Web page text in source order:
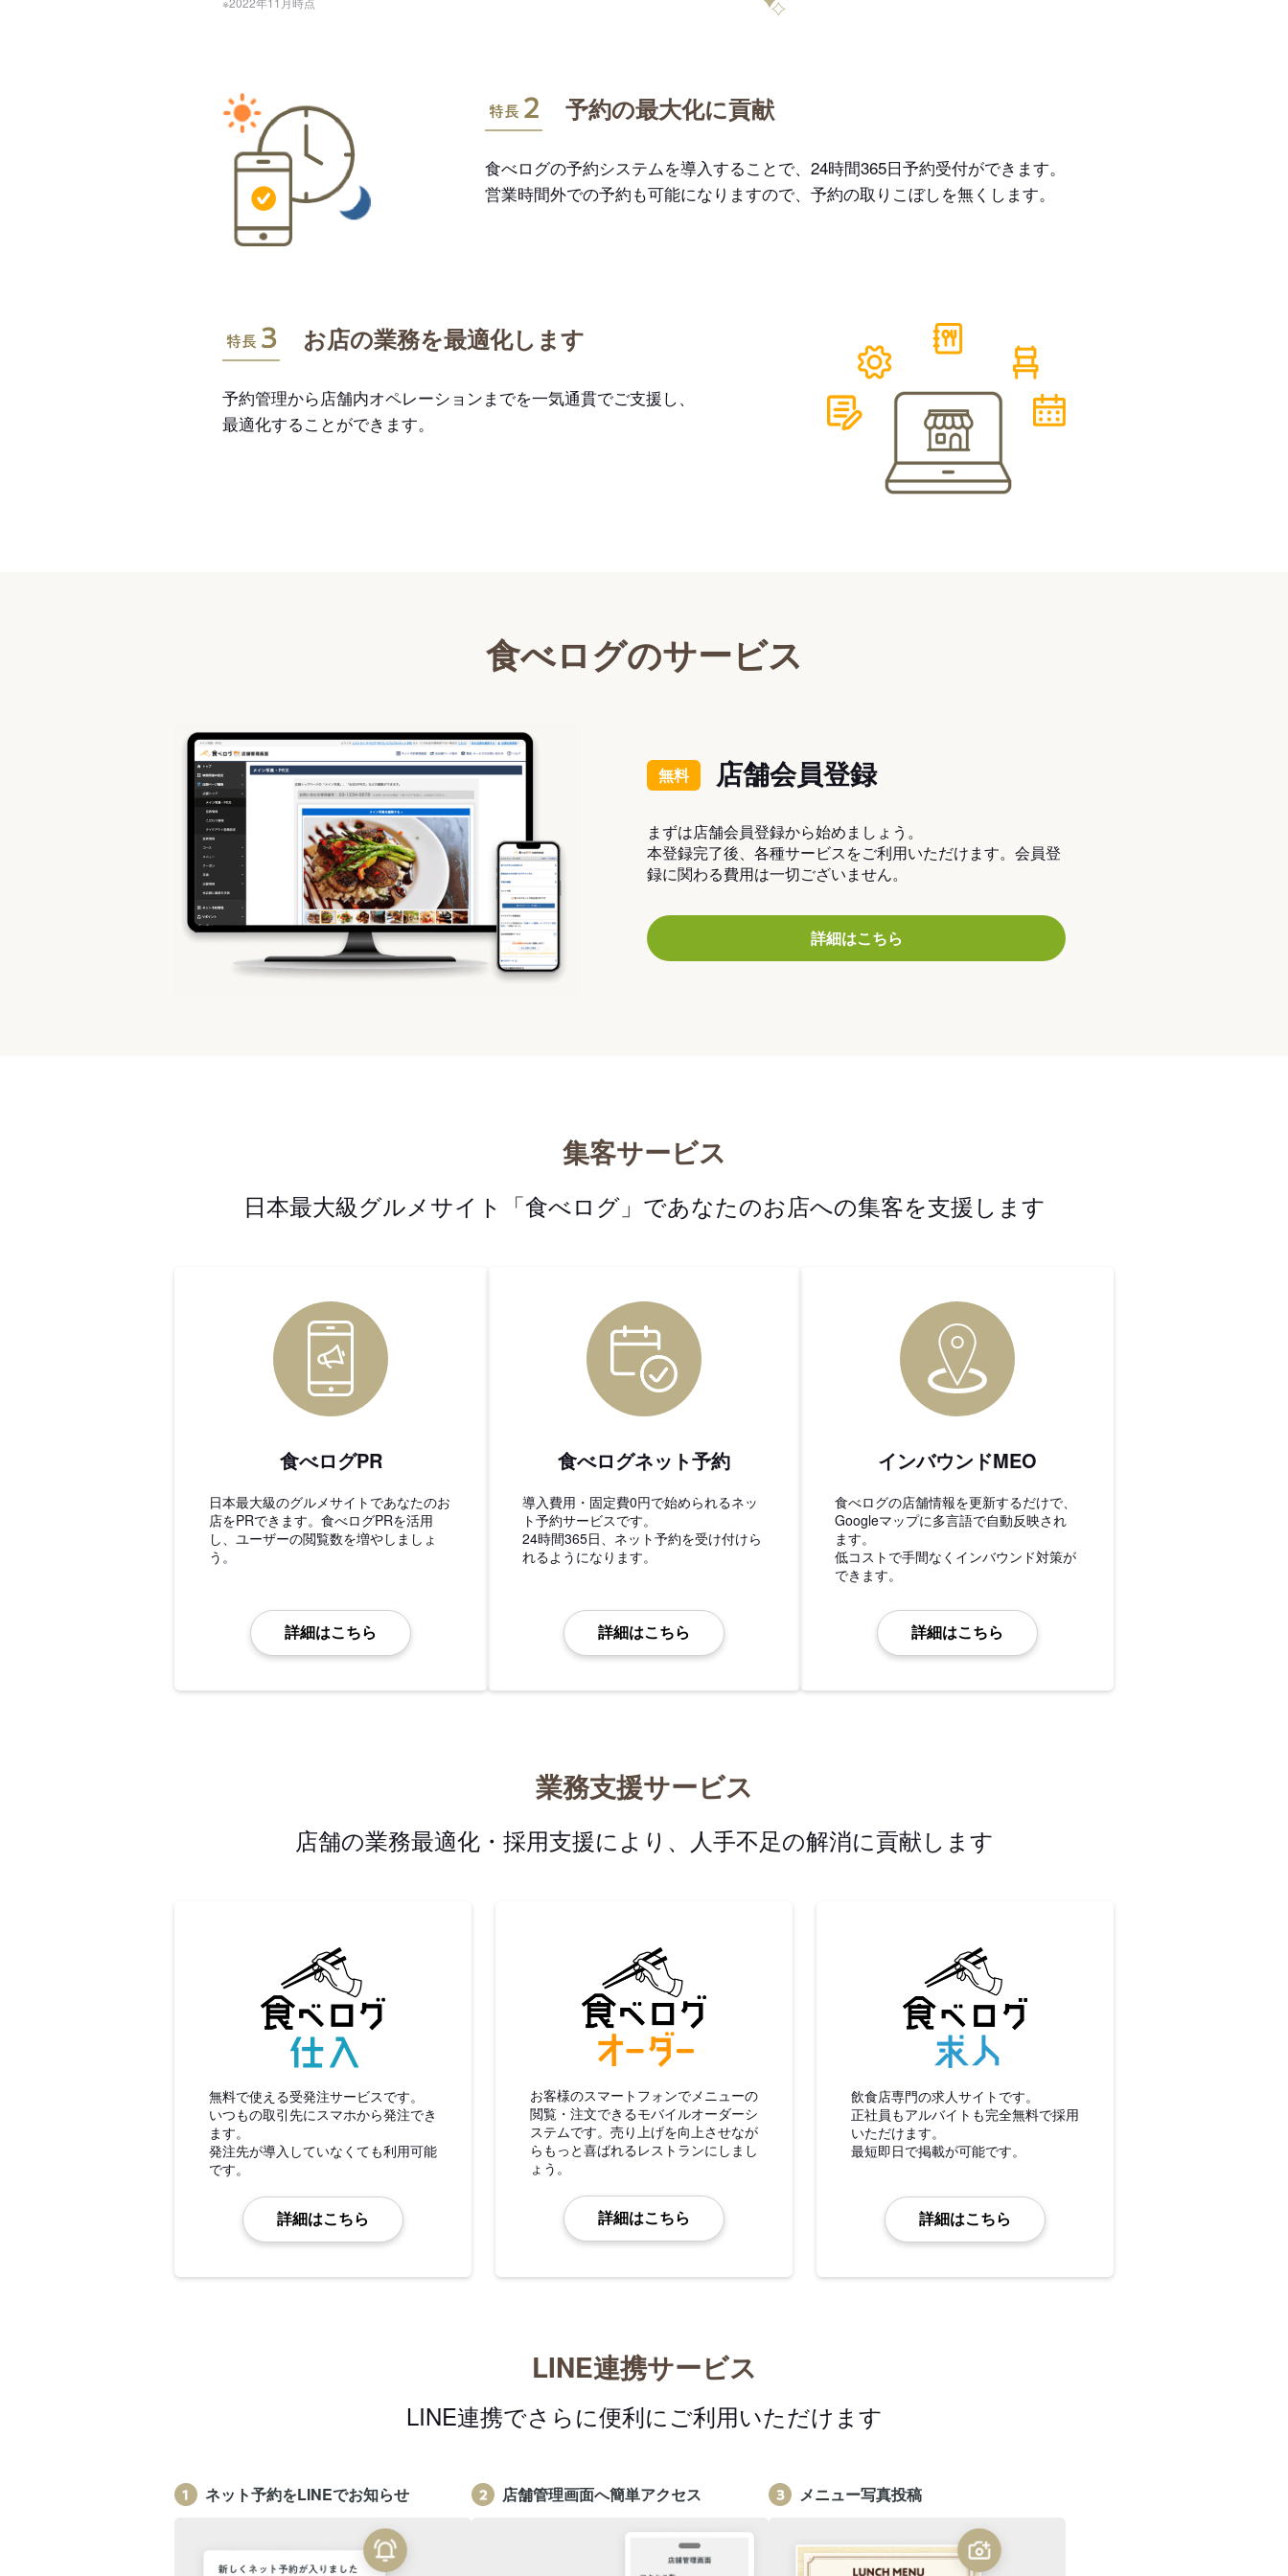
特長2
予約の最大化に貢献
食べログの予約システムを導入することで、24時間365日予約受付ができます。
営業時間外での予約も可能になりますので、予約の取りこぼしを無くします。
特長3
お店の業務を最適化します
予約管理から店舗内オペレーションまでを一気通貫でご支援し、
最適化することができます。
食べログのサービス
無料 店舗会員登録
まずは店舗会員登録から始めましょう。
本登録完了後、各種サービスをご利用いただけます。会員登
録に関わる費用は一切ございません。
詳細はこちら
集客サービス
日本最大級グルメサイト「食べログ」であなたのお店への集客を支援します
食べログPR
日本最大級のグルメサイトであなたのお
店をPRできます。食べログPRを活用
し、ユーザーの閲覧数を増やしましょ
う。
詳細はこちら
食べログネット予約
導入費用・固定費0円で始められるネッ
ト予約サービスです。
24時間365日、ネット予約を受け付けら
れるようになります。
詳細はこちら
インバウンドMEO
食べログの店舗情報を更新するだけで、
Googleマップに多言語で自動反映され
ます。
低コストで手間なくインバウンド対策が
できます。
詳細はこちら
業務支援サービス
店舗の業務最適化・採用支援により、人手不足の解消に貢献します
無料で使える受発注サービスです。
いつもの取引先にスマホから発注でき
ます。
発注先が導入していなくても利用可能
です。
詳細はこちら
お客様のスマートフォンでメニューの
閲覧・注文できるモバイルオーダーシ
ステムです。売り上げを向上させなが
らもっと喜ばれるレストランにしまし
ょう。
詳細はこちら
飲食店専門の求人サイトです。
正社員もアルバイトも完全無料で採用
いただけます。
最短即日で掲載が可能です。
詳細はこちら
LINE連携サービス
LINE連携でさらに便利にご利用いただけます
ネット予約をLINEでお知らせ 店舗管理画面へ簡単アクセス メニュー写真投稿